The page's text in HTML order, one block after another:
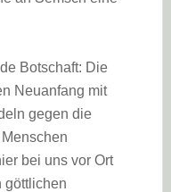
Botschaft: Die
Neuanfang mit
gegen die
bei uns vor Ort
göttlichen